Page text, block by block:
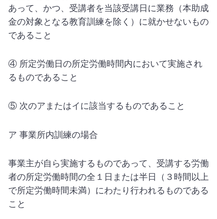
あって、かつ、受講者を当該受講日に業務（本助成
金の対象となる教育訓練を除く）に就かせないもの
であること
④ 所定労働日の所定労働時間内において実施され
るものであること
⑤ 次のアまたはイに該当するものであること
ア 事業所内訓練の場合
事業主が自ら実施するものであって、受講する労働
者の所定労働時間の全１日または半日（３時間以上
で所定労働時間未満）にわたり行われるものである
こと